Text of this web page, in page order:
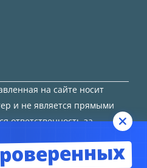
на сайте носит
и не является прямыми
ответственность за